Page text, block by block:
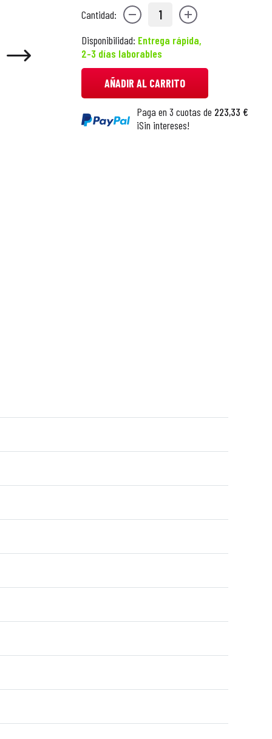
Cantidad: 1
Disponibilidad: Entrega rápida,
2-3 días laborables
AÑADIR AL CARRITO
Paga en 3 cuotas de 223,33 €
¡Sin intereses!